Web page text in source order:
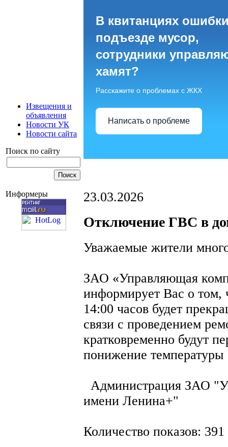
Извещения и
объявления
Новости УК
Новости сайта
Поиск по сайту
Информеры
В квитанциях
подъезде мусор,
сотрудники
хамят?
Расскажите о проблемах с ЖКХ
Написать о проблеме
23.03.2026
Отключение ГВС в
Уважаемые жители
ЗАО «Управляющая
информирует Вас о том,
14:00 часов будет
связи с проведением
кратковременно будут
понижение
Администрация ЗАО
имени Ленина+"
Количество показов: 391